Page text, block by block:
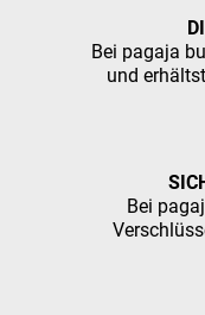
Bei pagaja
und
Bei